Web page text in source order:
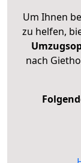
Um Ihnen
zu helfen,
nach